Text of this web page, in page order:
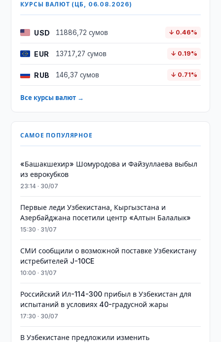
КУРСЫ ВАЛЮТ (ЦБ, 06.08.2026)
USD 11886,72 сумов ↓ 0.46%
EUR 13717,27 сумов ↓ 0.19%
RUB 146,37 сумов ↓ 0.71%
Все курсы валют →
САМОЕ ПОПУЛЯРНОЕ
«Башакшехир» Шомуродова и Файзуллаева выбыл
из еврокубков
23:14 · 30/07
Первые леди Узбекистана, Кыргызстана и
Азербайджана посетили центр «Алтын Балалык»
15:30 · 31/07
СМИ сообщили о возможной поставке Узбекистану
истребителей J-10CE
10:00 · 31/07
Российский Ил-114-300 прибыл в Узбекистан для
испытаний в условиях 40-градусной жары
17:30 · 30/07
В Узбекистане предложили изменить